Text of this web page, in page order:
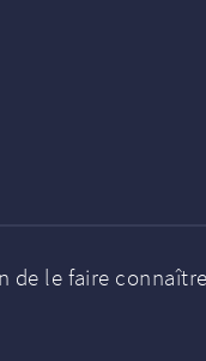
de le faire